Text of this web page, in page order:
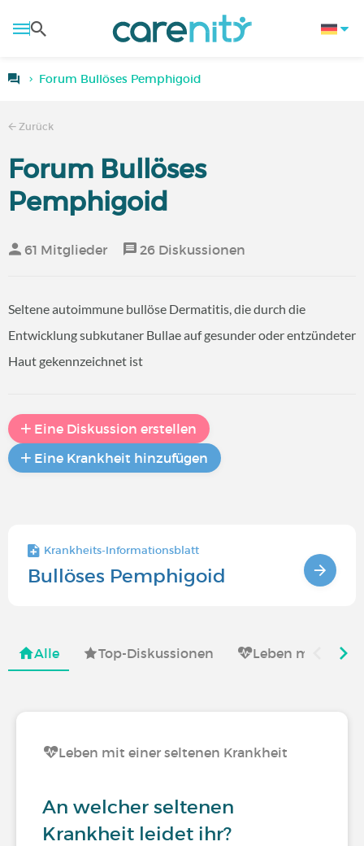
Forum Bullöses Pemphigoid
Zurück
Forum Bullöses
Pemphigoid
61 Mitglieder 26 Diskussionen
Seltene autoimmune bullöse Dermatitis, die durch die
Entwicklung subkutaner Bullae auf gesunder oder entzündeter
Haut gekennzeichnet ist
Eine Diskussion erstellen
Eine Krankheit hinzufügen
Krankheits-Informationsblatt
Bullöses Pemphigoid
Alle Top-Diskussionen Leben mit
Leben mit einer seltenen Krankheit
An welcher seltenen
Krankheit leidet ihr?